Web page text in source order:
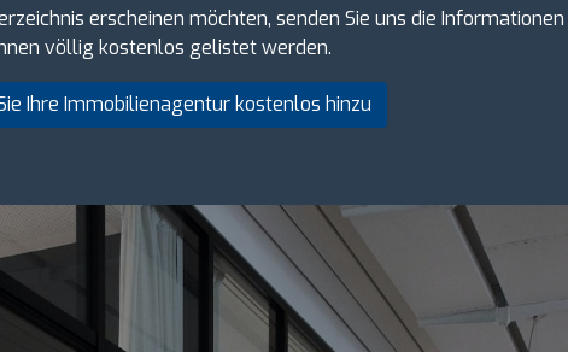
erscheinen möchten, senden Sie uns die
völlig kostenlos gelistet werden.
Ihre Immobilienagentur kostenlos hinzu